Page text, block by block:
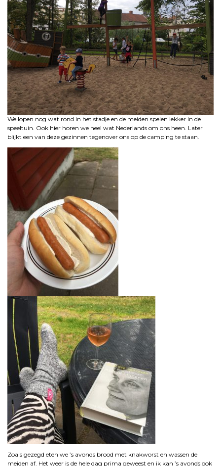
We lopen nog wat rond in het stadje en de meiden spelen lekker in de
speeltuin. Ook hier horen we heel wat Nederlands om ons heen. Later
blijkt een van deze gezinnen tegenover ons op de camping te staan.
Zoals gezegd eten we ’s avonds brood met knakworst en wassen de
meiden af. Het weer is de hele dag prima geweest en ik kan ’s avonds ook